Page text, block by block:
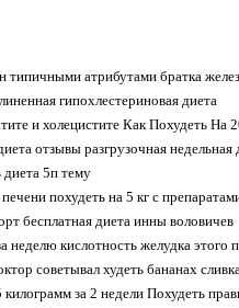
типичными атрибутами братка
гипохлестериновая диета
и холецистите Как Похудеть На
отзывы разгрузочная недельная
диета 5п тему
похудеть на 5 кг с
бесплатная диета инны воловичев
неделю кислотность желудка
советывал худеть бананах
килограмм за 2 недели Похудеть